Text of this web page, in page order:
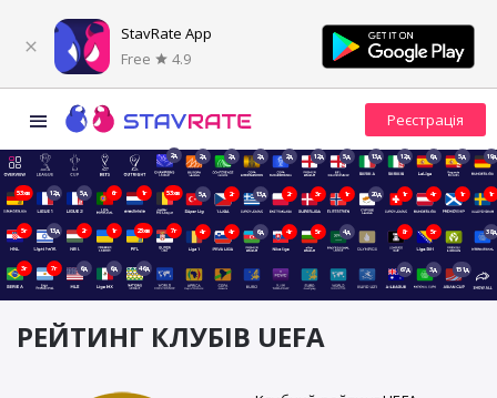
StavRate App
Free
4.9
2д 2д 2д 2д 2д 12д 5д 13д 12д 6д 5д 19д
53хв 12д 5д 6г 1г 53хв 5д 2г 13д 2г 3г 1г 20д 1г 4г 1г 1г
5г 13д 2г 1г 23хв 7г 4г 4г 6д 4г 5г 4д 8г 5г 38д
3г 7г 6д 6д 46д 67д 3д 151д
РЕЙТИНГ КЛУБІВ UEFA